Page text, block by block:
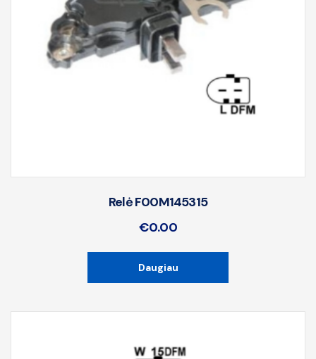
Relė F00M145315
€0.00
Daugiau